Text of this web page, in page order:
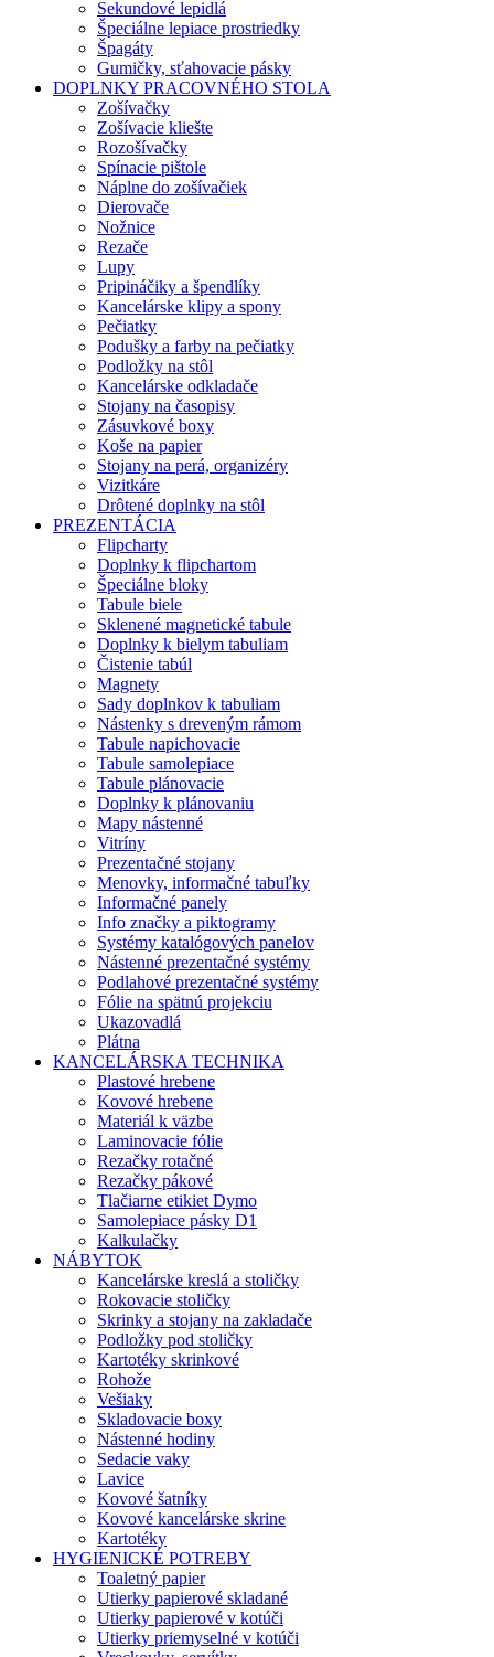
Sekundové lepidlá
Špeciálne lepiace prostriedky
Špagáty
Gumičky, sťahovacie pásky
DOPLNKY PRACOVNÉHO STOLA
Zošívačky
Zošívacie kliešte
Rozošívačky
Spínacie pištole
Náplne do zošívačiek
Dierovače
Nožnice
Rezače
Lupy
Pripináčiky a špendlíky
Kancelárske klipy a spony
Pečiatky
Podušky a farby na pečiatky
Podložky na stôl
Kancelárske odkladače
Stojany na časopisy
Zásuvkové boxy
Koše na papier
Stojany na perá, organizéry
Vizitkáre
Drôtené doplnky na stôl
PREZENTÁCIA
Flipcharty
Doplnky k flipchartom
Špeciálne bloky
Tabule biele
Sklenené magnetické tabule
Doplnky k bielym tabuliam
Čistenie tabúl
Magnety
Sady doplnkov k tabuliam
Nástenky s dreveným rámom
Tabule napichovacie
Tabule samolepiace
Tabule plánovacie
Doplnky k plánovaniu
Mapy nástenné
Vitríny
Prezentačné stojany
Menovky, informačné tabuľky
Informačné panely
Info značky a piktogramy
Systémy katalógových panelov
Nástenné prezentačné systémy
Podlahové prezentačné systémy
Fólie na spätnú projekciu
Ukazovadlá
Plátna
KANCELÁRSKA TECHNIKA
Plastové hrebene
Kovové hrebene
Materiál k väzbe
Laminovacie fólie
Rezačky rotačné
Rezačky pákové
Tlačiarne etikiet Dymo
Samolepiace pásky D1
Kalkulačky
NÁBYTOK
Kancelárske kreslá a stoličky
Rokovacie stoličky
Skrinky a stojany na zakladače
Podložky pod stoličky
Kartotéky skrinkové
Rohože
Vešiaky
Skladovacie boxy
Nástenné hodiny
Sedacie vaky
Lavice
Kovové šatníky
Kovové kancelárske skrine
Kartotéky
HYGIENICKÉ POTREBY
Toaletný papier
Utierky papierové skladané
Utierky papierové v kotúči
Utierky priemyselné v kotúči